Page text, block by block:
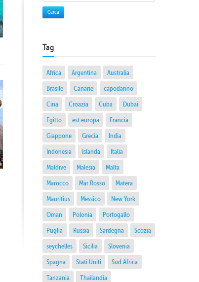
Cerca
Tag
Africa Argentina
Australia
Brasile
Canarie
capodanno
Cina
Croazia Cuba
Dubai
Egitto
est europa
Francia
Giappone
Grecia
India
Indonesia
Islanda
Italia
Maldive
Malesia
Malta
Marocco
Mar Rosso
Matera
Mauritius
Messico
New York
Oman
Polonia
Portogallo
Puglia
Russia Sardegna
Scozia
seychelles
Sicilia
Slovenia
Spagna
Stati Uniti
Sud Africa
Tanzania
Thailandia